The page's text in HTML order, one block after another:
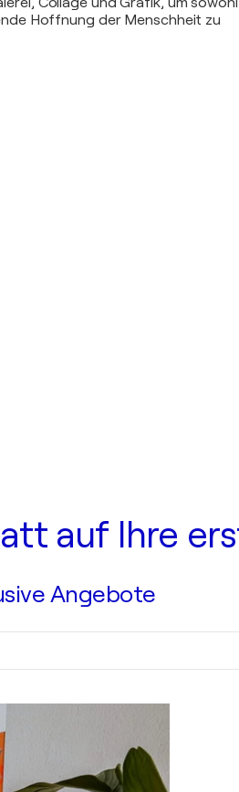
Hoffnung der Menschheit zu
auf Ihre
Angebote